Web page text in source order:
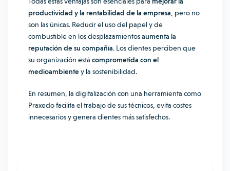
productividad y la rentabilidad de la empresa , pero no
son las únicas. Reducir el uso del papel y de
combustible en los desplazamientosaumenta la
reputación de su compañía. Los clientes perciben que
su organización está comprometida con el
medioambientey la sostenibilidad.
En resumen, la digitalización con una herramienta como
Praxedo facilita el trabajo de sus técnicos, evita costes
innecesarios y genera clientes más satisfechos.